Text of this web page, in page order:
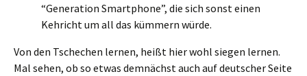
“Generation Smartphone”, die sich sonst einen
Kehricht um all das kümmern würde.
Von den Tschechen lernen, heißt hier wohl siegen lernen.
Mal sehen, ob so etwas demnächst auch auf deutscher Seite